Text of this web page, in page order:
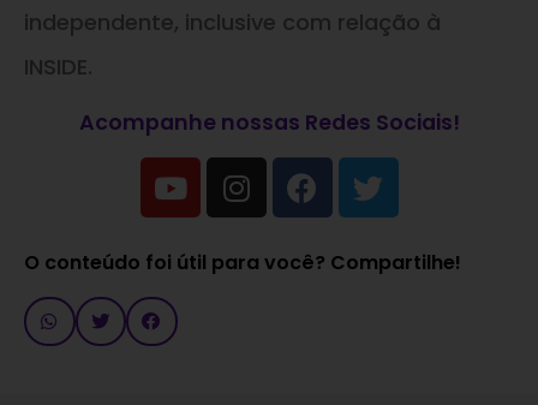
independente, inclusive com relação à
INSIDE.
Acompanhe nossas Redes Sociais!
O conteúdo foi útil para você? Compartilhe!